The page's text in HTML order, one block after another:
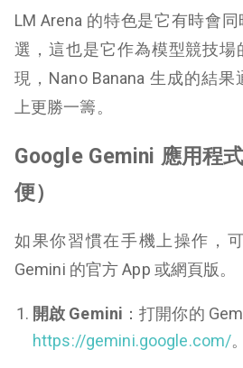
LM Arena 的特色是它有時會
選，這也是它作為模型競技場
現，Nano Banana 生成的結
上更勝一籌。
Google Gemini 應用程
便）
如果你習慣在手機上操作，
Gemini 的官方 App 或網頁版。
開啟 Gemini ：打開你的
https://gemini.google.com/。